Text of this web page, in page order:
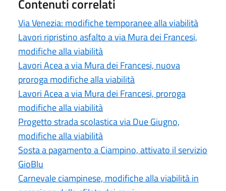
Contenuti correlati
Via Venezia: modifiche temporanee alla viabilità
Lavori ripristino asfalto a via Mura dei Francesi,
modifiche alla viabilità
Lavori Acea a via Mura dei Francesi, nuova
proroga modifiche alla viabilità
Lavori Acea a via Mura dei Francesi, proroga
modifiche alla viabilità
Progetto strada scolastica via Due Giugno,
modifiche alla viabilità
Sosta a pagamento a Ciampino, attivato il servizio
GioBlu
Carnevale ciampinese, modifiche alla viabilità in